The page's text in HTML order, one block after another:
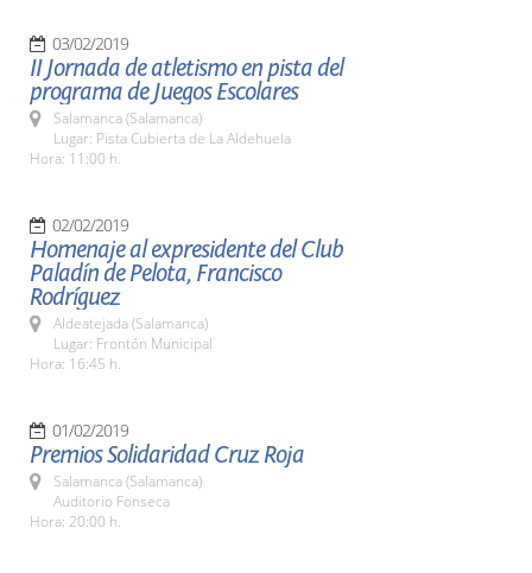
03/02/2019
II Jornada de atletismo en pista del
programa de Juegos Escolares
Salamanca (Salamanca)
Lugar: Pista Cubierta de La Aldehuela
Hora: 11:00 h.
02/02/2019
Homenaje al expresidente del Club
Paladín de Pelota, Francisco
Rodríguez
Aldeatejada (Salamanca)
Lugar: Frontón Municipal
Hora: 16:45 h.
01/02/2019
Premios Solidaridad Cruz Roja
Salamanca (Salamanca)
Auditorio Fonseca
Hora: 20:00 h.